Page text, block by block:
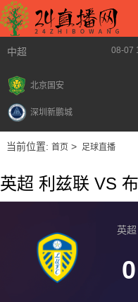
中超 08-07
北京国安
深圳新鹏城
当前位置: 首页> 足球直播
英超 利兹联 VS
英
0